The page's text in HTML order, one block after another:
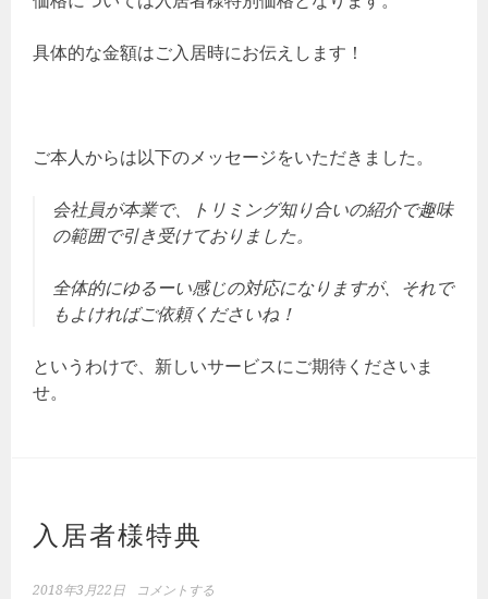
具体的な金額はご入居時にお伝えします！
ご本人からは以下のメッセージをいただきました。
会社員が本業で、トリミング知り合いの紹介で趣味
の範囲で引き受けておりました。
全体的にゆるーい感じの対応になりますが、それで
もよければご依頼くださいね！
というわけで、新しいサービスにご期待くださいま
せ。
入居者様特典
2018年3月22日 コメントする